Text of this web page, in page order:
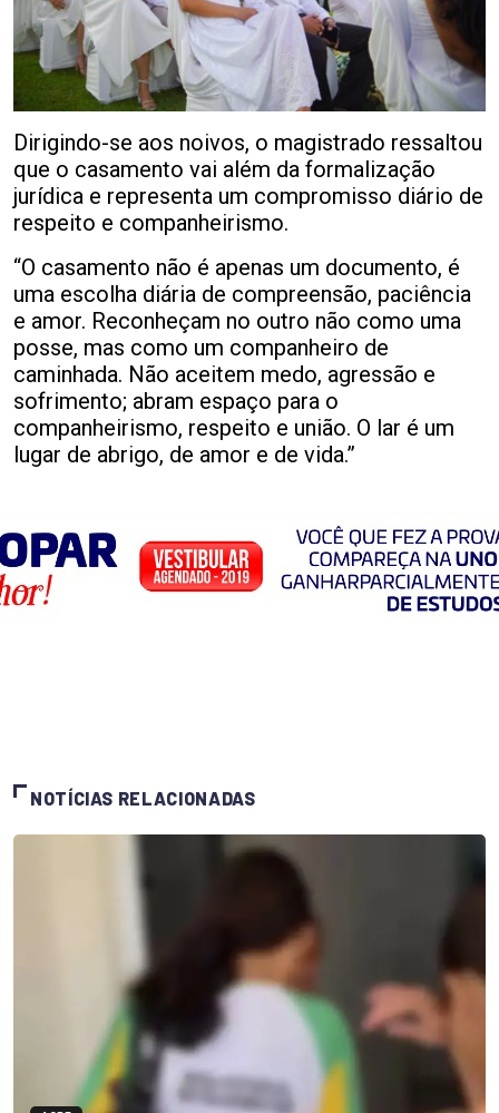
Dirigindo-se aos noivos, o magistrado ressaltou
que o casamento vai além da formalização
jurídica e representa um compromisso diário de
respeito e companheirismo.
“O casamento não é apenas um documento, é
uma escolha diária de compreensão, paciência
e amor. Reconheçam no outro não como uma
posse, mas como um companheiro de
caminhada. Não aceitem medo, agressão e
sofrimento; abram espaço para o
companheirismo, respeito e união. O lar é um
lugar de abrigo, de amor e de vida.”
NOTÍCIAS RELACIONADAS